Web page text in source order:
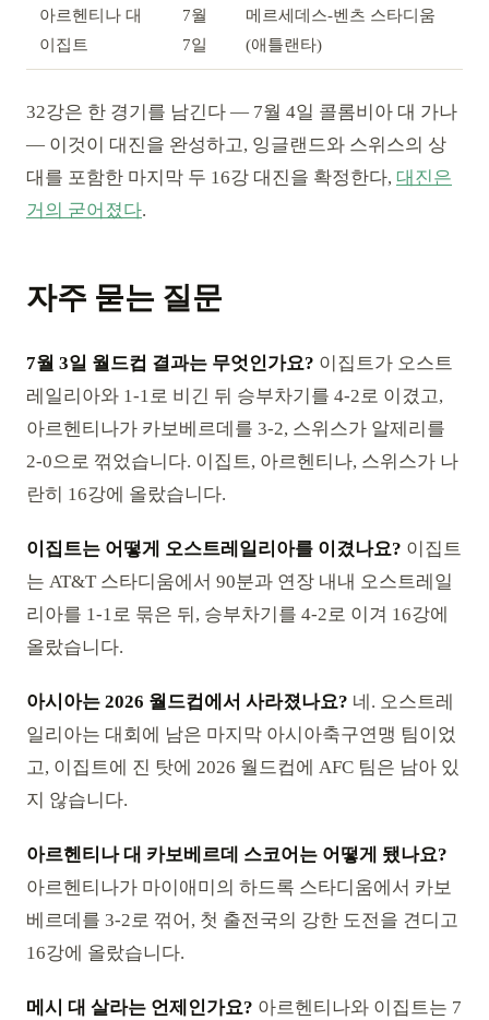
아르헨티나 대
이집트
7월
7일
메르세데스-벤츠 스타디움
(애틀랜타)
32강은 한 경기를 남긴다 — 7월 4일 콜롬비아 대 가나
— 이것이 대진을 완성하고, 잉글랜드와 스위스의 상
대를 포함한 마지막 두 16강 대진을 확정한다, 대진은
거의 굳어졌다.
자주 묻는 질문
7월 3일 월드컵 결과는 무엇인가요? 이집트가 오스트
레일리아와 1-1로 비긴 뒤 승부차기를 4-2로 이겼고,
아르헨티나가 카보베르데를 3-2, 스위스가 알제리를
2-0으로 꺾었습니다. 이집트, 아르헨티나, 스위스가 나
란히 16강에 올랐습니다.
이집트는 어떻게 오스트레일리아를 이겼나요? 이집트
는 AT&T 스타디움에서 90분과 연장 내내 오스트레일
리아를 1-1로 묶은 뒤, 승부차기를 4-2로 이겨 16강에
올랐습니다.
아시아는 2026 월드컵에서 사라졌나요? 네. 오스트레
일리아는 대회에 남은 마지막 아시아축구연맹 팀이었
고, 이집트에 진 탓에 2026 월드컵에 AFC 팀은 남아 있
지 않습니다.
아르헨티나 대 카보베르데 스코어는 어떻게 됐나요?
아르헨티나가 마이애미의 하드록 스타디움에서 카보
베르데를 3-2로 꺾어, 첫 출전국의 강한 도전을 견디고
16강에 올랐습니다.
메시 대 살라는 언제인가요? 아르헨티나와 이집트는 7